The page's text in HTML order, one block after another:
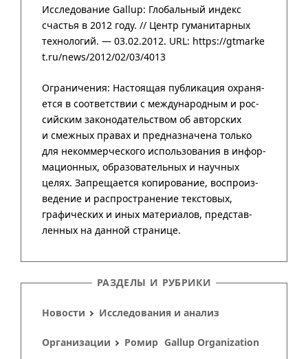
Исследование Gallup: Глобальный индекс
счастья в 2012 году. // Центр гума­нитар­ных
техно­логий. — 03.02.2012. URL: https://gtmarke
t.ru/news/2012/02/03/4013
РАЗДЕЛЫ И РУБРИКИ
Новости Исследования и анализ
Организации Ромир Gallup Organization